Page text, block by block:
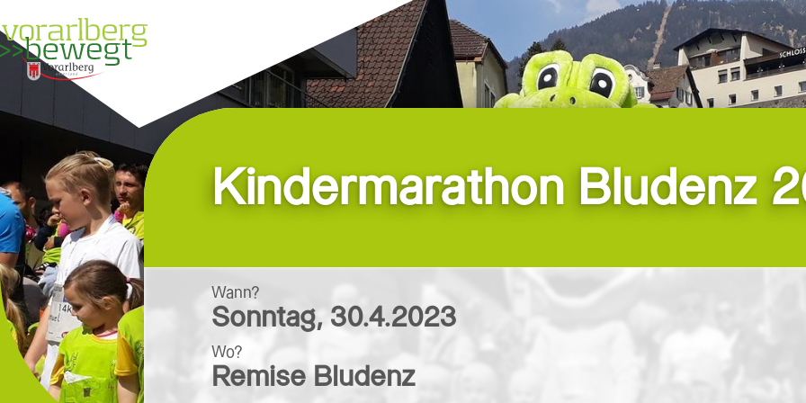
Kindermarathon Bludenz
Wann?
Sonntag, 30.4.2023
Wo?
Remise Bludenz